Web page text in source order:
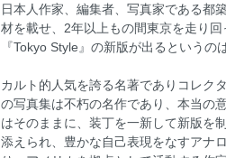
日本人作家、編集者、写真家である都
材を載せ、2年以上もの間東京を走り
『Tokyo Style』の新版が出るという
カルト的人気を誇る名著でありコレク
の写真集は不朽の名作であり、本当の
はそのままに、装丁を一新して新版を
添えられ、豊かな自己表現をなすアナ